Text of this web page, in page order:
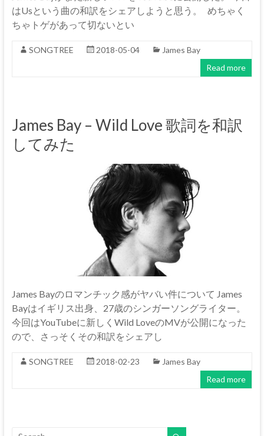
はUsという曲の和訳をシェアしようと思う。 めちゃく
ちゃトゲがあって切ないとい
SONGTREE 2018-05-04
James Bay
Read more
James Bay – Wild Love 歌詞を和訳
してみた
James Bayのロマンチック感がヤバい件について James
Bayはイギリス出身、27歳のシンガーソングライター。
今回はYouTubeに新しくWild LoveのMVが公開になった
ので、さっそくその和訳をシェアし
SONGTREE 2018-02-23
James Bay
Read more